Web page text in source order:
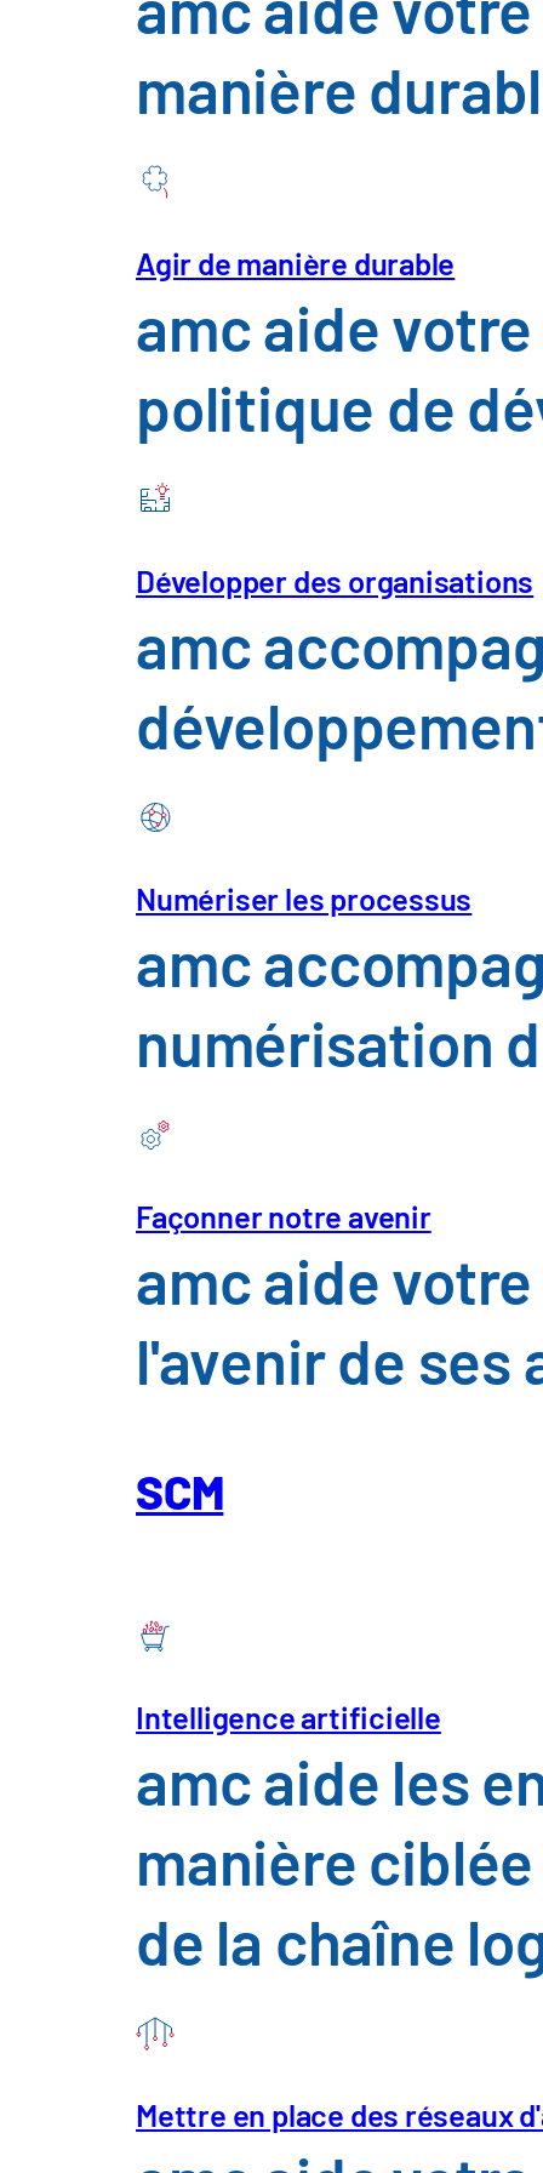
manière
Agir de manière durable
amc aide
politique de
Développer des organisations
amc
Numériser les processus
amc
numérisation
Façonner notre avenir
amc aide
l'avenir de ses
SCM
Intelligence artificielle
amc aide les
manière
de la chaîne
Mettre en place des réseaux
Secteur des
Services
Perspectives
eSolutionÀ